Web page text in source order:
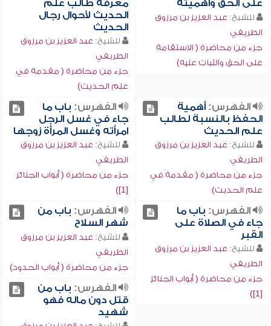
على الحق وأهميته
للشيخ: عبد العزيز بن مرزوق
الطريفي
جزء من محاضرة ( الاستقامة
على الحق والثبات عليه)
معرفة طالب علم
الحديث لأحوال رجال
الحديث
للشيخ: عبد العزيز بن مرزوق
الطريفي
جزء من محاضرة ( مقدمة في
علم الحديث)
الفهرس:أهمية
الحفظ بالنسبة لطالب
علم الحديث
للشيخ: عبد العزيز بن مرزوق
الطريفي
جزء من محاضرة ( مقدمة في
علم الحديث)
الفهرس: باب ما
جاء في غسل الرجل
امرأته وغسل المرأة زوجها
للشيخ: عبد العزيز بن مرزوق
الطريفي
جزء من محاضرة ( أبواب الجنائز
[1])
الفهرس: باب ما
جاء في الصلاة على
القبر
للشيخ: عبد العزيز بن مرزوق
الطريفي
جزء من محاضرة ( أبواب الجنائز
[1])
الفهرس: باب من
شهر السلاح
للشيخ: عبد العزيز بن مرزوق
الطريفي
جزء من محاضرة ( أبواب الحدود)
الفهرس: باب من
قتل دون ماله فهو
شهيد